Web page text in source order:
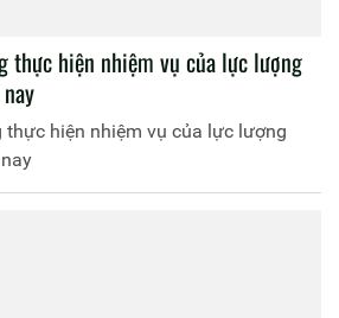
thực hiện nhiệm vụ của lực lượng
thực hiện nhiệm vụ của lực lượng